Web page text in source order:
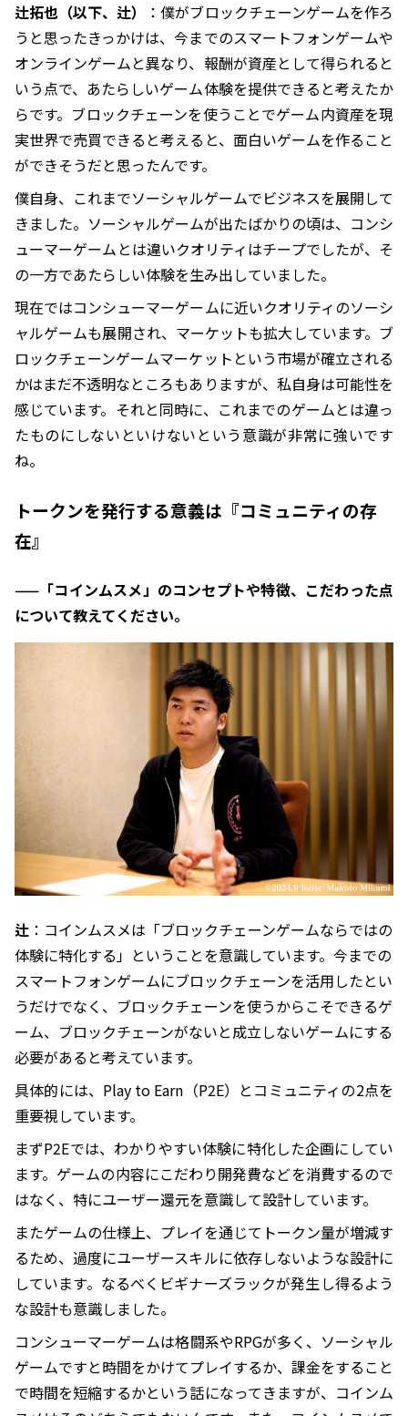
辻拓也（以下、辻）
：僕がブロックチェーンゲームを作ろ
うと思ったきっかけは、今までのスマートフォンゲームや
オンラインゲームと異なり、報酬が資産として得られると
いう点で、あたらしいゲーム体験を提供できると考えたか
らです。ブロックチェーンを使うことでゲーム内資産を現
実世界で売買できると考えると、面白いゲームを作ること
ができそうだと思ったんです。
僕自身、これまでソーシャルゲームでビジネスを展開して
きました。ソーシャルゲームが出たばかりの頃は、コンシ
ューマーゲームとは違いクオリティはチープでしたが、そ
の一方であたらしい体験を生み出していました。
現在ではコンシューマーゲームに近いクオリティのソーシ
ャルゲームも展開され、マーケットも拡大しています。ブ
ロックチェーンゲームマーケットという市場が確立される
かはまだ不透明なところもありますが、私自身は可能性を
感じています。それと同時に、これまでのゲームとは違っ
たものにしないといけないという意識が非常に強いです
ね。
トークンを発行する意義は『コミュニティの存
在』
——「コインムスメ」のコンセプトや特徴、こだわった点
について教えてください。
辻 ：コインムスメは「ブロックチェーンゲームならではの
体験に特化する」ということを意識しています。今までの
スマートフォンゲームにブロックチェーンを活用したとい
うだけでなく、ブロックチェーンを使うからこそできるゲ
ーム、ブロックチェーンがないと成立しないゲームにする
必要があると考えています。
具体的には、Play to Earn（P2E）とコミュニティの2点を
重要視しています。
まずP2Eでは、わかりやすい体験に特化した企画にしてい
ます。ゲームの内容にこだわり開発費などを消費するので
はなく、特にユーザー還元を意識して設計しています。
またゲームの仕様上、プレイを通じてトークン量が増減す
るため、過度にユーザースキルに依存しないような設計に
しています。なるべくビギナーズラックが発生し得るよう
な設計も意識しました。
コンシューマーゲームは格闘系やRPGが多く、ソーシャル
ゲームですと時間をかけてプレイするか、課金をすること
で時間を短縮するかという話になってきますが、コインム